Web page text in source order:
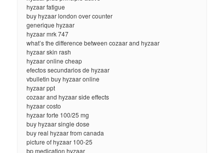
hyzaar fatigue
buy hyzaar london over counter
generique hyzaar
hyzaar mrk 747
what’s the difference between cozaar and hyzaar
hyzaar skin rash
hyzaar online cheap
efectos secundarios de hyzaar
vbulletin buy hyzaar online
hyzaar ppt
cozaar and hyzaar side effects
hyzaar costo
hyzaar forte 100/25 mg
buy hyzaar single dose
buy real hyzaar from canada
picture of hyzaar 100-25
bp medication hyzaar